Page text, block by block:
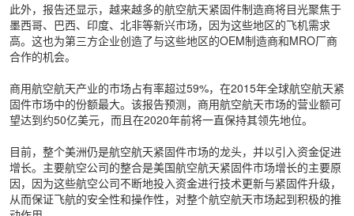
此外，报告还显示，越来越多的航空航天紧固件制造商将目光聚焦于
墨西哥、巴西、印度、北非等新兴市场，因为这些地区的飞机需求
高。这也为第三方企业创造了与这些地区的OEM制造商和MRO厂商
合作的机会。
商用航空航天产业的市场占有率超过59%，在2015年全球航空航天紧
固件市场中的份额最大。该报告预测，商用航空航天市场的营业额可
望达到约50亿美元，而且在2020年前将一直保持其领先地位。
目前，整个美洲仍是航空航天紧固件市场的龙头，并以引入资金促进
增长。主要航空公司的整合是美国航空航天紧固件市场增长的主要原
因，因为这些航空公司不断地投入资金进行技术更新与紧固件升级，
从而保证飞航的安全性和操作性，对整个航空航天市场起到积极的推